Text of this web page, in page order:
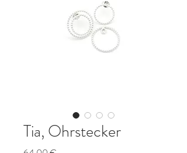
Tia, Ohrstecker